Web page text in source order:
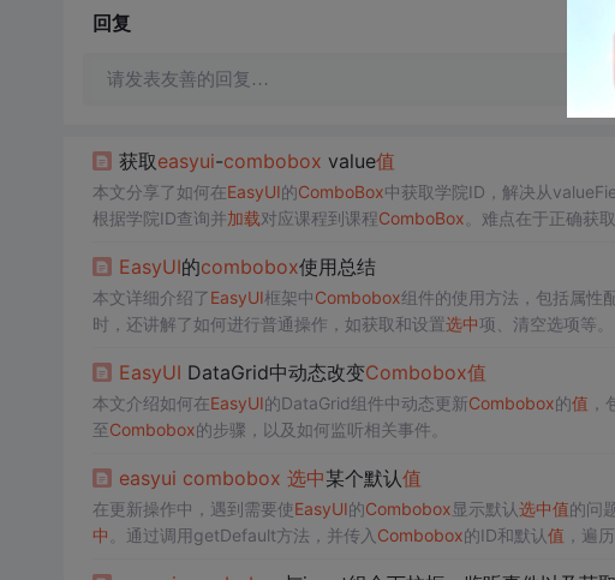
回复
请发表友善的回复…
获取easyui-combobox value值
本文分享了如何在EasyUI的ComboBox中获取学院ID，解决从
根据学院ID查询并加载对应课程到课程ComboBox 。难点在于正确获取
EasyUI的combobox使用总结
本文详细介绍了EasyUI框架中Combobox组件的使用方法，包括属性
时，还讲解了如何进行普通操作，如获取和设置选中项、清空选项等。
EasyUI DataGrid中动态改变Combobox值
本文介绍如何在EasyUI的DataGrid组件中动态更新Combobox的值
至Combobox的步骤，以及如何监听相关事件。
easyui combobox 选中某个默认值
在更新操作中，遇到需要使EasyUI的Combobox显示默认选中值的问
中 。通过调用getDefault方法，并传入 Combobox的ID和默认值 ，遍